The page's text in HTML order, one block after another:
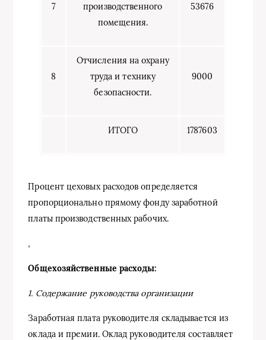
7
производственного
помещения.
53676
8
Отчисления на охрану
труда и технику
безопасности.
9000
ИТОГО 1787603
Процент цеховых расходов определяется
пропорционально прямому фонду заработной
платы производственных рабочих.
,
Общехозяйственные расходы:
1. Содержание руководства организации
Заработная плата руководителя складывается из
оклада и премии. Оклад руководителя составляет